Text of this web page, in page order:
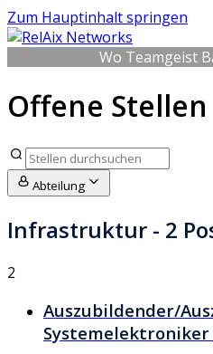
Zum Hauptinhalt springen
Wo Teamgeist
Offene Stellen
Abteilung
Infrastruktur - 2
2
Auszubildender/